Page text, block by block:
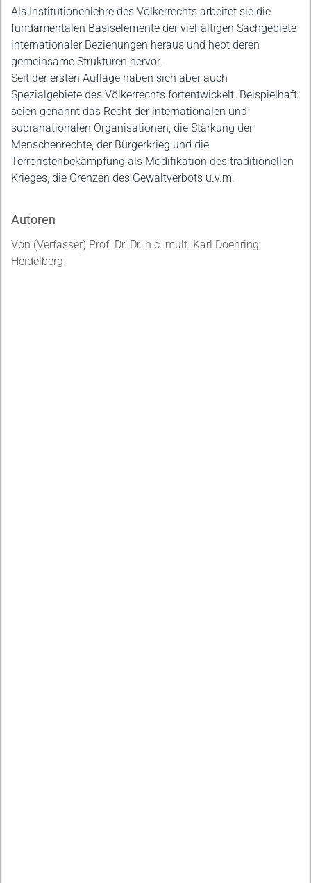
Als Institutionenlehre des Völkerrechts arbeitet sie die
fundamentalen Basiselemente der vielfältigen Sachgebiete
internationaler Beziehungen heraus und hebt deren
gemeinsame Strukturen hervor.
Seit der ersten Auflage haben sich aber auch
Spezialgebiete des Völkerrechts fortentwickelt. Beispielhaft
seien genannt das Recht der internationalen und
supranationalen Organisationen, die Stärkung der
Menschenrechte, der Bürgerkrieg und die
Terroristenbekämpfung als Modifikation des traditionellen
Krieges, die Grenzen des Gewaltverbots u.v.m.
Autoren
Von (Verfasser) Prof. Dr. Dr. h.c. mult. Karl Doehring
Heidelberg